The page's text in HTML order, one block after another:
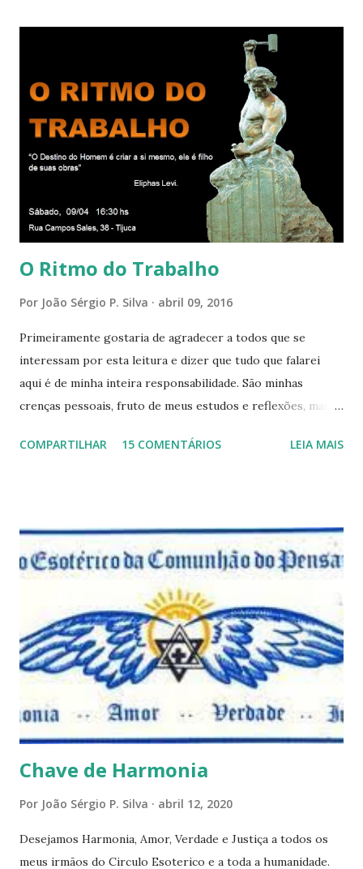
relacionamos e vai se ampliando e tocando os círculos
iluminados daqueles com que cooperamos, formando um
círculo cada vez maior de Paz e Harmonia. CONSAGRAÇÃO
DO APOSENTO Dentro do Círculo Infinito da Divina
Presença que me envolve inteiramente Afirmo: Há uma só
presença aqui: é a presença da Harmonia, que faz vibrar
todos os corações de Felicidade e Alegria. Quem quer que
aqui entre, sentirá as vibrações da Divina Harmonia. Há uma
só presença aqui: é a...
O Ritmo do Trabalho
Por João Sérgio P. Silva abril 09, 2016
Primeiramente gostaria de agradecer a todos que se
interessam por esta leitura e dizer que tudo que falarei
aqui é de minha inteira responsabilidade. São minhas
crenças pessoais, fruto de meus estudos e reflexões, mas
porque nem mesmo eu as tenho desta forma. Eu vos
e talvez contraditória a sua própria visão. Durante todo
este mês estaremos debatendo este tema e gostaríamos de
convida-lo a deixar seus comentários e reflexões no final
do texto clicando em novo comentário e acompanhar as
respostas e sugestões dos demais. Não estranhem o fato
de que teremos mais perguntas do que respostas, mais
reflexões do que formulações prontas, pois as perguntas
parecem contribuir mais para o aprendizado do que as
afirmações. Quem de nós pode de fato afirmar alguma coi...
COMPARTILHAR 15 COMENTÁRIOS LEIA MAIS
Chave de Harmonia
Por João Sérgio P. Silva abril 12, 2020
Desejamos Harmonia, Amor, Verdade e Justiça a todos os
meus irmãos do Circulo Esoterico e a toda a humanidade.